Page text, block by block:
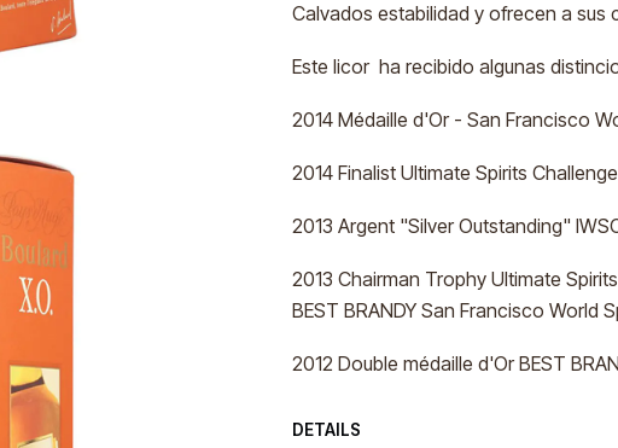
Calvados estabilidad y ofrecen a
Este licor ha recibido algunas
2014 Médaille d'Or - San Francisco
2014 Finalist Ultimate Spirits
2013 Argent "Silver Outstanding"
2013 Chairman Trophy Ultimate
BEST BRANDY San Francisco World
2012 Double médaille d'Or BEST
DETAILS